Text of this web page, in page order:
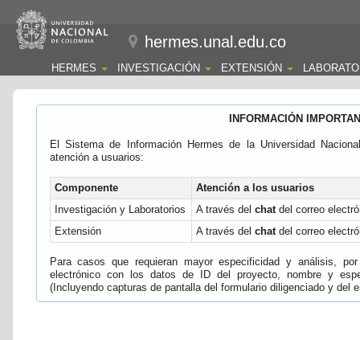
hermes.unal.edu.co
HERMES INVESTIGACIÓN EXTENSIÓN
INFORMACIÓN
El Sistema de Información Hermes de la Universidad
atención a usuarios:
Componente
Atención a los usuarios
Investigación y Laboratorios
A través del chatdel correo
Extensión
A través del chatdel correo
Para casos que requieran mayor especificidad y análisis,
electrónico con los datos de ID del proyecto, nombre y
(Incluyendo capturas de pantalla del formulario diligenciado y del